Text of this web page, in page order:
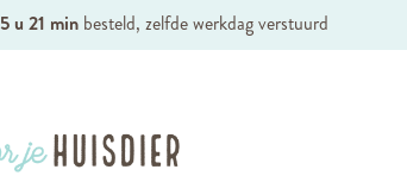
5 u 21 minbesteld, zelfde werkdag verstuurd